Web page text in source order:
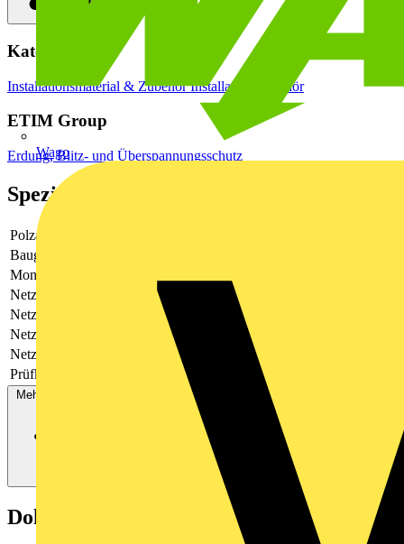
Wago
Kategorien
Installationsmaterial & ZubehörInstallationszubehör
ETIM Group
Erdung, Blitz- und Überspannungsschutz
Spezifikationen
Polzahl
Baugröße
Montageart
Netzform DC
Netzform IT
Netzform TN
Netzform TT
Prüfklasse
Mehr anzeigen
Dokumente